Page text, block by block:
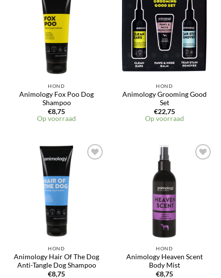
HOND
Animology Fox Poo Dog
Shampoo
€8,75
Op voorraad
Toevoegen
aan
verlanglijst
HOND
Animology Grooming Good
Set
€22,75
Op voorraad
HOND
Animology Hair Of The Dog
Anti-Tangle Dog Shampoo
€8,75
HOND
Animology Heaven Scent
Body Mist
€8,75